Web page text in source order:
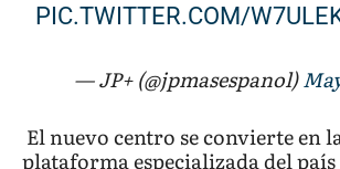
PIC.TWITTER.COM/
— JP+ (@jpmasespanol)
El nuevo centro se convierte en
plataforma especializada del país